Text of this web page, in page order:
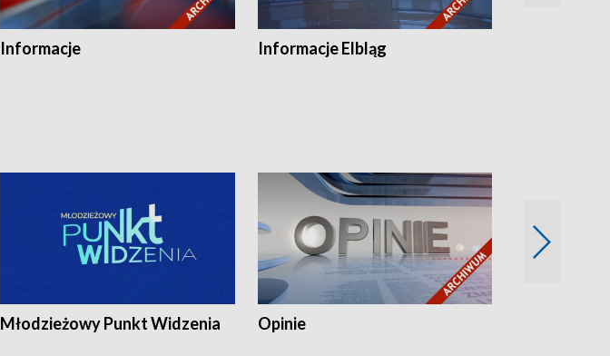
Informacje Informacje Elbląg
Młodzieżowy Punkt Widzenia Opinie